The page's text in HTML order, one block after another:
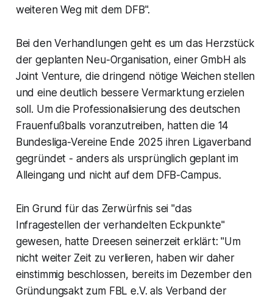
weiteren Weg mit dem DFB".
Bei den Verhandlungen geht es um das Herzstück
der geplanten Neu-Organisation, einer GmbH als
Joint Venture, die dringend nötige Weichen stellen
und eine deutlich bessere Vermarktung erzielen
soll. Um die Professionalisierung des deutschen
Frauenfußballs voranzutreiben, hatten die 14
Bundesliga-Vereine Ende 2025 ihren Ligaverband
gegründet - anders als ursprünglich geplant im
Alleingang und nicht auf dem DFB-Campus.
Ein Grund für das Zerwürfnis sei "das
Infragestellen der verhandelten Eckpunkte"
gewesen, hatte Dreesen seinerzeit erklärt: "Um
nicht weiter Zeit zu verlieren, haben wir daher
einstimmig beschlossen, bereits im Dezember den
Gründungsakt zum FBL e.V. als Verband der